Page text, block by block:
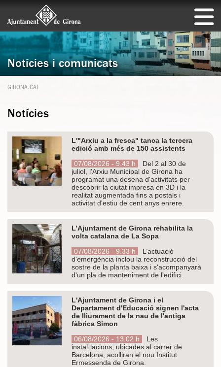
Notícies i comunicats
GIRONA.CAT
Notícies
L'"Arxiu a la fresca" tanca la tercera
edició amb més de 150 assistents
07/08/2026 - 9.43 h
Del 2 al 30 de
juliol, l'Arxiu Municipal de Girona ha
programat una desena d'activitats per
descobrir la ciutat impresa en 3D i la
realitat augmentada fins a postals i
activitat d'estiu de cent anys enrere.
L’Ajuntament de Girona rehabilita la
volta catalana de La Sopa
07/08/2026 - 9.33 h
L’actuació
d'emergència inclou la reconstrucció del
sostre de la planta baixa i s'acompanyarà
d'un pla de manteniment de l'edifici.
L'Ajuntament de Girona i el
Departament d'Educació signen l'acta
de lliurament de la nau de l'antiga
fàbrica Simon
06/08/2026 - 13.02 h
Les
instal·lacions, ubicades al carrer de
Barcelona, acolliran el nou Institut
Ermessenda de Girona.